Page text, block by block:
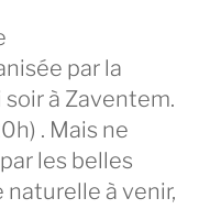
par la
à Zaventem.
. Mais ne
les belles
à venir,